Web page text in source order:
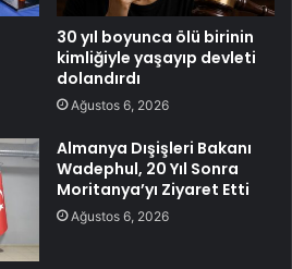
30 yıl boyunca ölü birinin
kimliğiyle yaşayıp devleti
dolandırdı
Ağustos 6, 2026
Almanya Dışişleri Bakanı
Wadephul, 20 Yıl Sonra
Moritanya’yı Ziyaret Etti
Ağustos 6, 2026